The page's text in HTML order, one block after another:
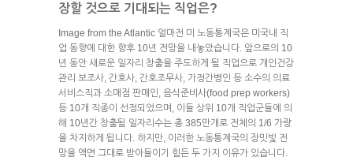
장할 것으로 기대되는 직업은?
Image from the Atlantic 얼마전 미 노동통계국은 미국내 직
업 동향에 대한 향후 10년 전망을 내놓았습니다. 앞으로의 10
년 동안 새로운 일자리 창출을 주도하게 될 직업으로 개인건강
관리 보조사, 간호사, 간호조무사, 가정간병인 등 소수의 의료
서비스직과 소매점 판매인, 음식준비사(food prep workers)
등 10개 직종이 선정되었으며, 이들 상위 10개 직업군들에 의
해 10년간 창출될 일자리수는 총 385만개로 전체의 1/6 가량
을 차지하게 됩니다. 하지만, 이러한 노동통계국의 장밋빛 전
망을 액면 그대로 받아들이기 힘든 두 가지 이유가 있습니다.